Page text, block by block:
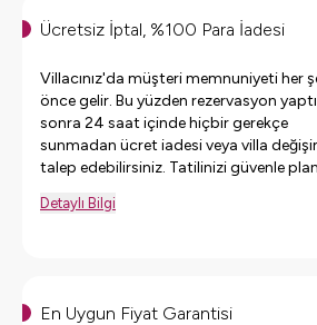
Ücretsiz İptal, %100 Para İadesi
Villacınız'da müşteri memnuniyeti her
önce gelir. Bu yüzden rezervasyon
sonra 24 saat içinde hiçbir gerekçe
sunmadan ücret iadesi veya villa
talep edebilirsiniz. Tatilinizi güvenle
Detaylı Bilgi
En Uygun Fiyat Garantisi